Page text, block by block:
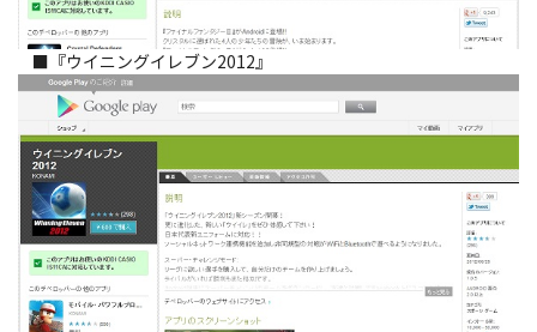
■『ウイニングイレブン2012』